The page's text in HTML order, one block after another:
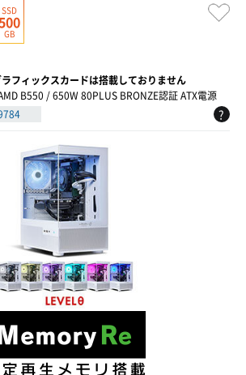
SSD
GB
ィックスカードは搭載しておりません
B550 / 650W 80PLUS BRONZE認証 ATX電源
?